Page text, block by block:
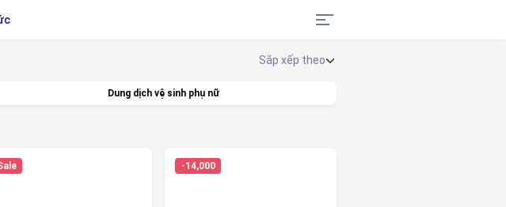
Dung dịch vệ sinh phụ nữ
-14,000